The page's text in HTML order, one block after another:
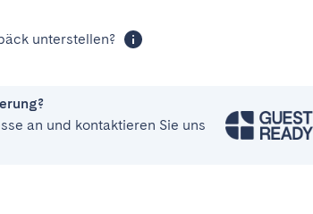
unterstellen?
an und kontaktieren Sie uns